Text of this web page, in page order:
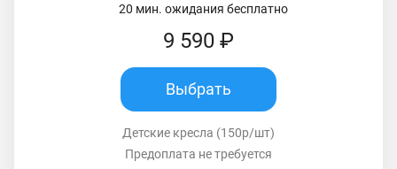
20 мин. ожидания бесплатно
9 590 ₽
Выбрать
Детские кресла (150р/шт)
Предоплата не требуется